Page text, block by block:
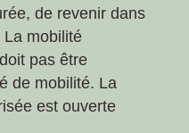
de revenir dans
mobilité
pas être
de mobilité. La
est ouverte